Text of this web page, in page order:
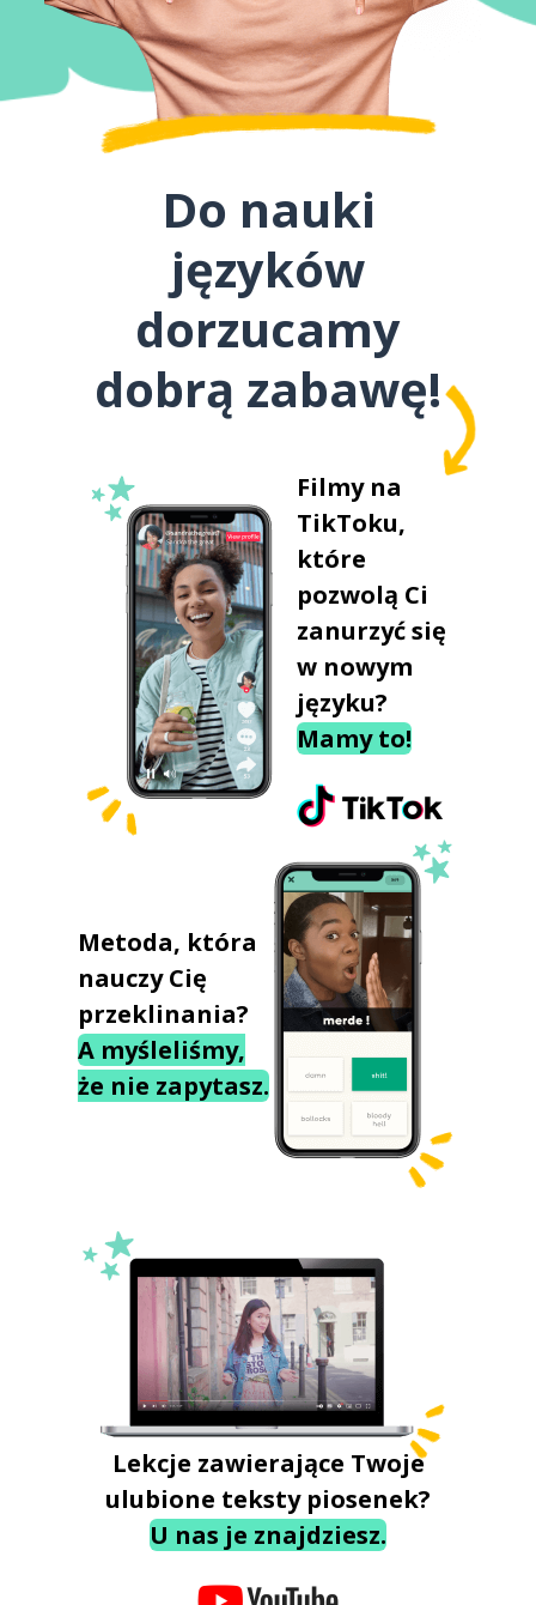
Do nauki
języków
dorzucamy
dobrą zabawę!
Filmy na
TikToku,
które
pozwolą Ci
zanurzyć się
w nowym
języku?
Mamy to!
Metoda, która
nauczy Cię
przeklinania?
A myśleliśmy,
że nie zapytasz.
Lekcje zawierające Twoje
ulubione teksty piosenek?
U nas je znajdziesz.